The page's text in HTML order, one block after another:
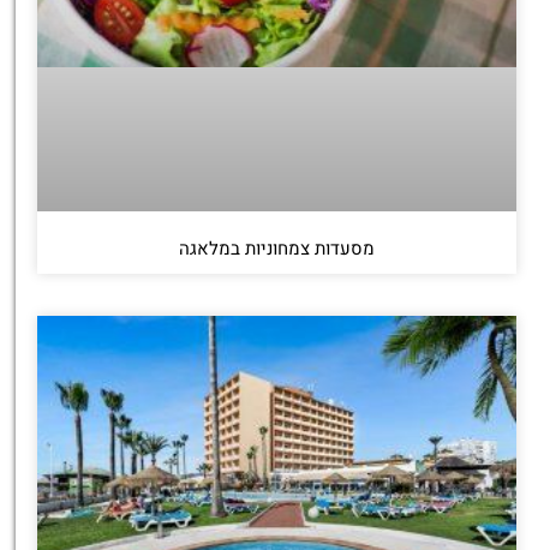
מסעדות צמחוניות במלאגה